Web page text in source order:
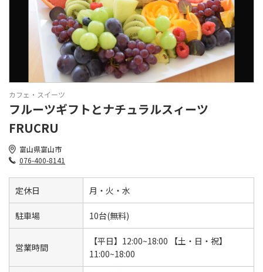
カフェ・スイーツ
フルーツギフトとナチュラルスィーツ
FRUCRU
富山県富山市
076-400-8141
定休日 月・火・水
駐車場 10台(無料)
営業時間
【平日】12:00~18:00 【土・日・祝】
11:00~18:00